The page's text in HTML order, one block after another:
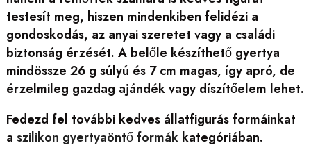
testesít meg, hiszen mindenkiben felidézi a
gondoskodás, az anyai szeretet vagy a családi
biztonság érzését. A belőle készíthető gyertya
mindössze 26 g súlyú és 7 cm magas, így apró, de
érzelmileg gazdag ajándék vagy díszítőelem lehet.
Fedezd fel további kedves állatfigurás formáinkat
a szilikon gyertyaöntő formákkategóriában.